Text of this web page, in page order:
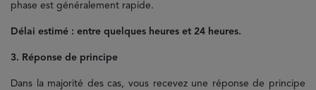
phase est généralement rapide.
Délai estimé : entre quelques heures et 24 heures.
3. Réponse de principe
Dans la majorité des cas, vous recevez une réponse de principe